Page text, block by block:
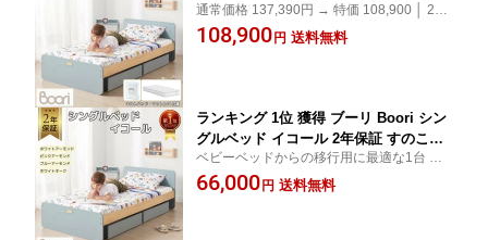
ッド本体 + スプリングマットレス + 防
水キルトパッド 】2年保証 すのこベッド
通常価格 137,390円 → 特価 108,900 │ 28,4
90円 20% OFF キッズベッドのお買い得セ
ット。子供の睡眠にまとめ買い 別売りのベ
108,900 円 送料無料
ランキング 1位 獲得 ブーリ Boori シン
グルベッド イコール 2年保証 すのこベ
ッド フレームベッド 木製 天然木 組立
簡単 子どもベッド 子供用ベッド 一人寝
ベビーベッドからの移行用に最適な1台 別
売りのベッドガード、収納もカラーを合わ
せられる シングルベッド ひとり寝 フレー
66,000 円 送料無料